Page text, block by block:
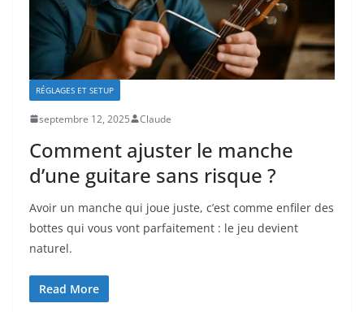
RÉGLAGES ET SETUP
septembre 12, 2025 Claude
Comment ajuster le manche
d’une guitare sans risque ?
Avoir un manche qui joue juste, c’est comme enfiler des
bottes qui vous vont parfaitement : le jeu devient
naturel.
Read More